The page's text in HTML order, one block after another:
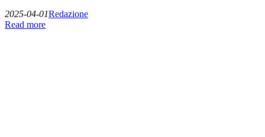
2025-04-01Redazione
Read more